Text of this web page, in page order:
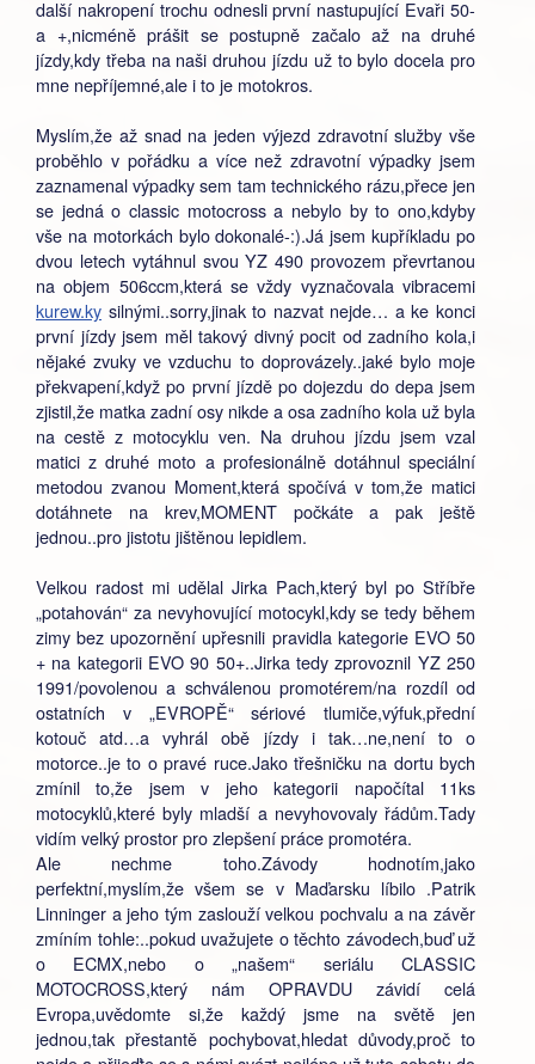
další nakropení trochu odnesli první nastupující Evaři 50-
a +,nicméně prášit se postupně začalo až na druhé
jízdy,kdy třeba na naši druhou jízdu už to bylo docela pro
mne nepříjemné,ale i to je motokros.
Myslím,že až snad na jeden výjezd zdravotní služby vše
proběhlo v pořádku a více než zdravotní výpadky jsem
zaznamenal výpadky sem tam technického rázu,přece jen
se jedná o classic motocross a nebylo by to ono,kdyby
vše na motorkách bylo dokonalé-:).Já jsem kupříkladu po
dvou letech vytáhnul svou YZ 490 provozem převrtanou
na objem 506ccm,která se vždy vyznačovala vibracemi
kurew.ky silnými..sorry,jinak to nazvat nejde… a ke konci
první jízdy jsem měl takový divný pocit od zadního kola,i
nějaké zvuky ve vzduchu to doprovázely..jaké bylo moje
překvapení,když po první jízdě po dojezdu do depa jsem
zjistil,že matka zadní osy nikde a osa zadního kola už byla
na cestě z motocyklu ven. Na druhou jízdu jsem vzal
matici z druhé moto a profesionálně dotáhnul speciální
metodou zvanou Moment,která spočívá v tom,že matici
dotáhnete na krev,MOMENT počkáte a pak ještě
jednou..pro jistotu jištěnou lepidlem.
Velkou radost mi udělal Jirka Pach,který byl po Stříbře
„potahován“ za nevyhovující motocykl,kdy se tedy během
zimy bez upozornění upřesnili pravidla kategorie EVO 50
+ na kategorii EVO 90 50+..Jirka tedy zprovoznil YZ 250
1991/povolenou a schválenou promotérem/na rozdíl od
ostatních v „EVROPĚ“ sériové tlumiče,výfuk,přední
kotouč atd…a vyhrál obě jízdy i tak…ne,není to o
motorce..je to o pravé ruce.Jako třešničku na dortu bych
zmínil to,že jsem v jeho kategorii napočítal 11ks
motocyklů,které byly mladší a nevyhovovaly řádům.Tady
vidím velký prostor pro zlepšení práce promotéra.
Ale nechme toho.Závody hodnotím,jako
perfektní,myslím,že všem se v Maďarsku líbilo .Patrik
Linninger a jeho tým zaslouží velkou pochvalu a na závěr
zmíním tohle:..pokud uvažujete o těchto závodech,buď už
o ECMX,nebo o „našem“ seriálu CLASSIC
MOTOCROSS,který nám OPRAVDU závidí celá
Evropa,uvědomte si,že každý jsme na světě jen
jednou,tak přestantě pochybovat,hledat důvody,proč to